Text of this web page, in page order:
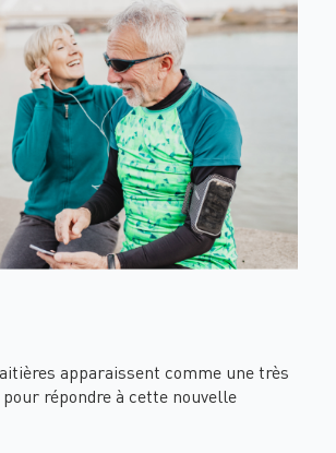
apparaissent comme une très
répondre à cette nouvelle